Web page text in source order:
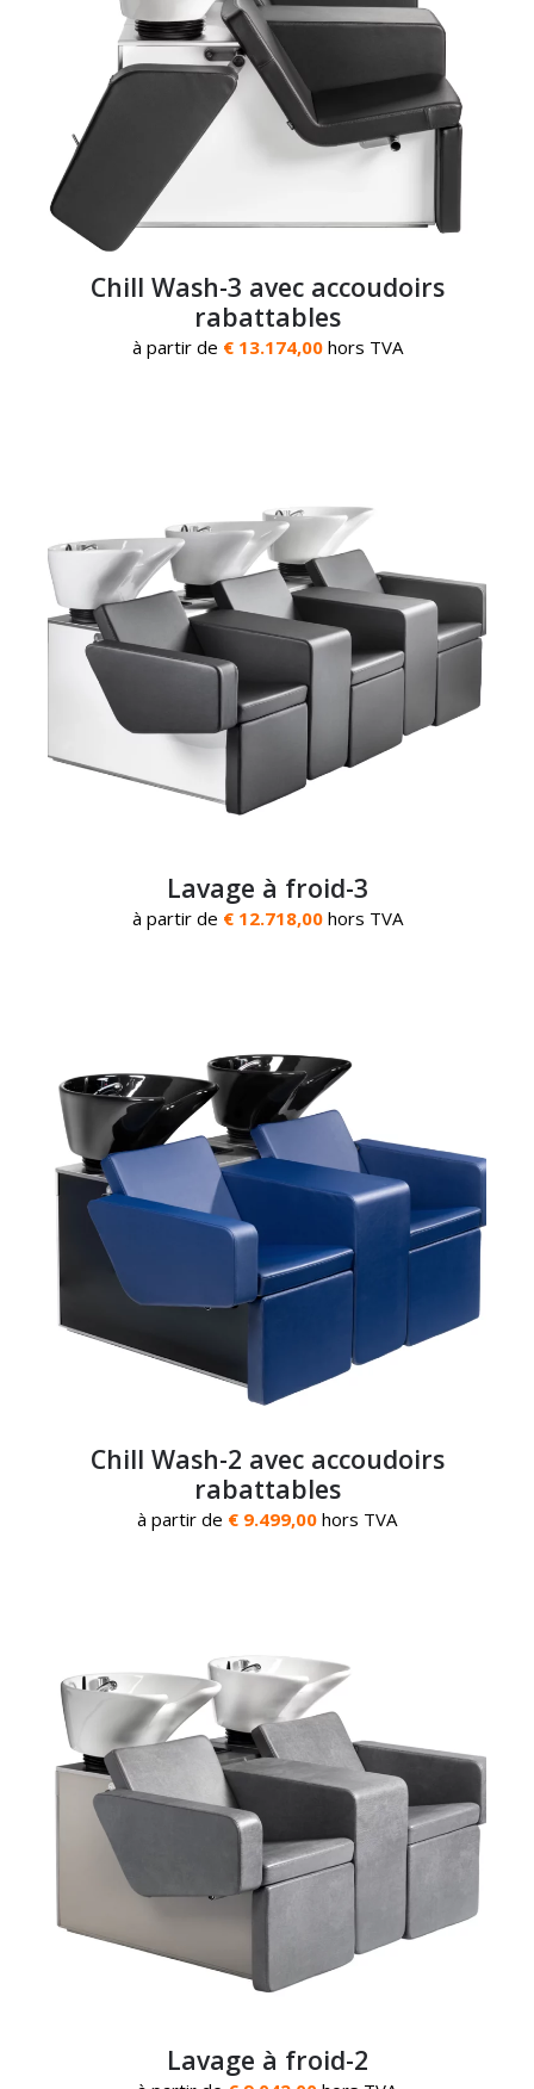
Chill Wash-3 avec accoudoirs
rabattables
à partir de € 13.174,00 hors TVA
Lavage à froid-3
à partir de € 12.718,00 hors TVA
Chill Wash-2 avec accoudoirs
rabattables
à partir de € 9.499,00 hors TVA
Lavage à froid-2